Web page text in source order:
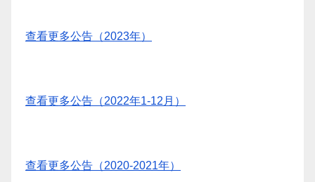
查看更多公告（2023年）
查看更多公告（2022年1-12月）
查看更多公告（2020-2021年）